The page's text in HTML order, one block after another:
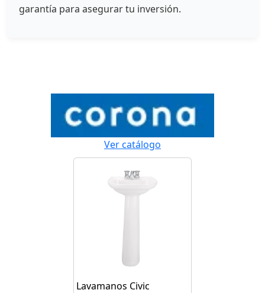
garantía para asegurar tu inversión.
Ver catálogo
Lavamanos Civic